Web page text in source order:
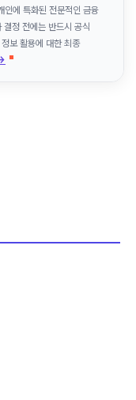
인에 특화된 전문적인 금융
정 전에는 반드시 공식
보 활용에 대한 최종